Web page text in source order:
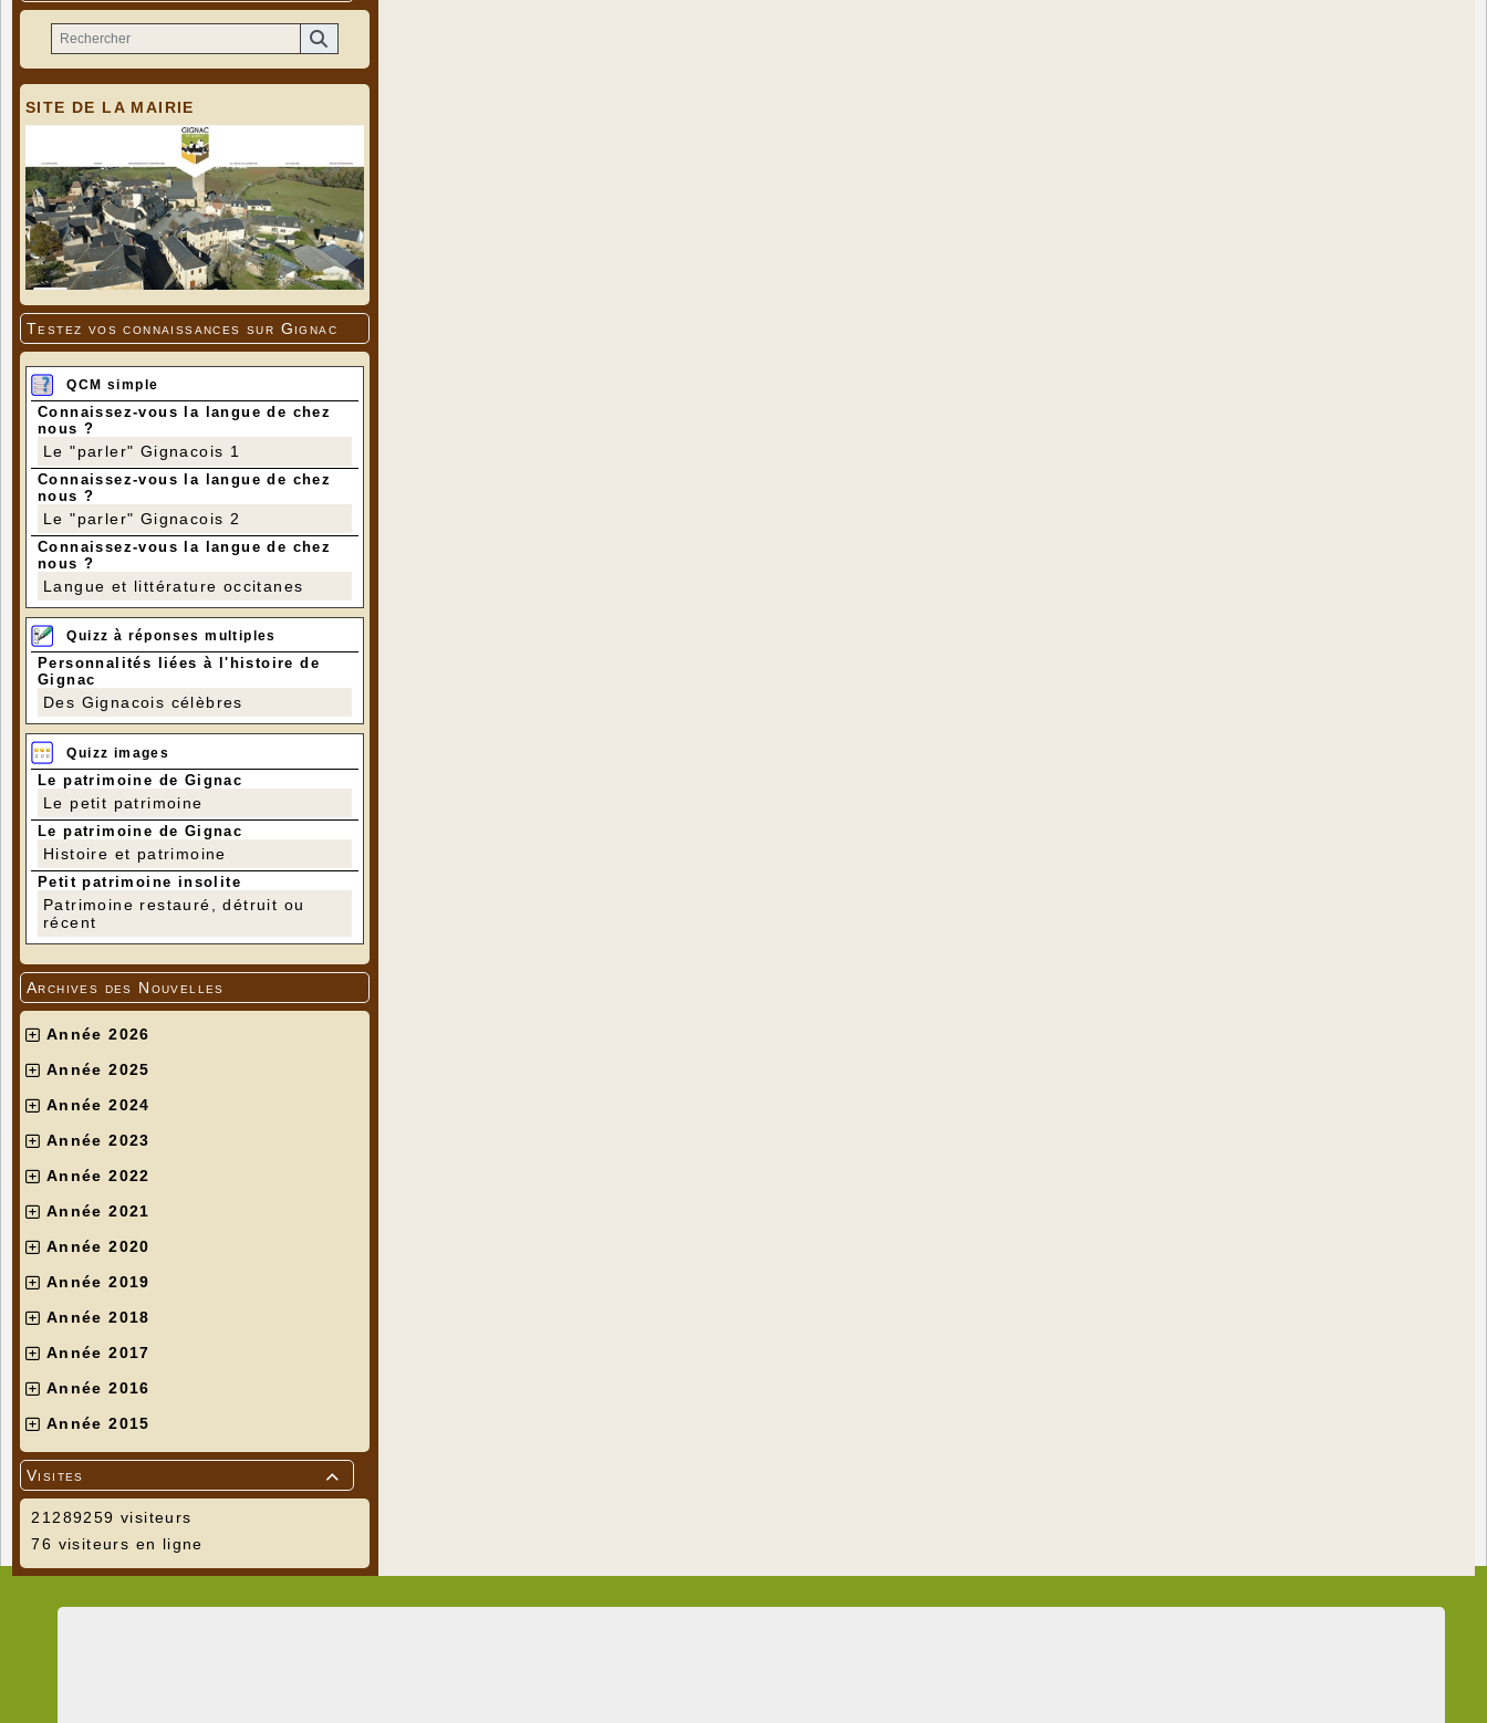
SITE DE LA MAIRIE
Testez vos connaissances sur Gignac
QCM simple
Connaissez-vous la langue de chez
nous ?
Le "parler" Gignacois 1
Connaissez-vous la langue de chez
nous ?
Le "parler" Gignacois 2
Connaissez-vous la langue de chez
nous ?
Langue et littérature occitanes
Quizz à réponses multiples
Personnalités liées à l'histoire de
Gignac
Des Gignacois célèbres
Quizz images
Le patrimoine de Gignac
Le petit patrimoine
Le patrimoine de Gignac
Histoire et patrimoine
Petit patrimoine insolite
Patrimoine restauré, détruit ou
récent
Archives des Nouvelles
Année 2026
Année 2025
Année 2024
Année 2023
Année 2022
Année 2021
Année 2020
Année 2019
Année 2018
Année 2017
Année 2016
Année 2015

Visites
21289259 visiteurs
76 visiteurs en ligne